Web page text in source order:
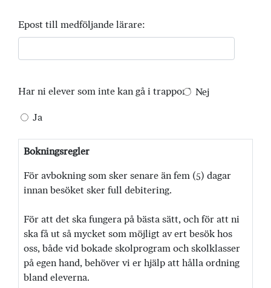
Epost till medföljande lärare:
Har ni elever som inte kan gå i trappor? Nej
Ja
Bokningsregler
För avbokning som sker senare än fem (5) dagar
innan besöket sker full debitering.
För att det ska fungera på bästa sätt, och för att ni
ska få ut så mycket som möjligt av ert besök hos
oss, både vid bokade skolprogram och skolklasser
på egen hand, behöver vi er hjälp att hålla ordning
bland eleverna.